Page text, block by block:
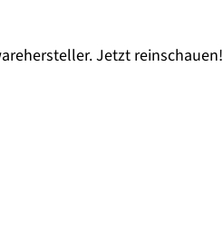
Jetzt reinschauen!